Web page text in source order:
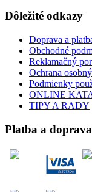
Dôležité odkazy
Doprava a
Obchodné
Reklamačný
Ochrana
Podmienky
ONLINE
TIPY A RADY
Platba a doprava